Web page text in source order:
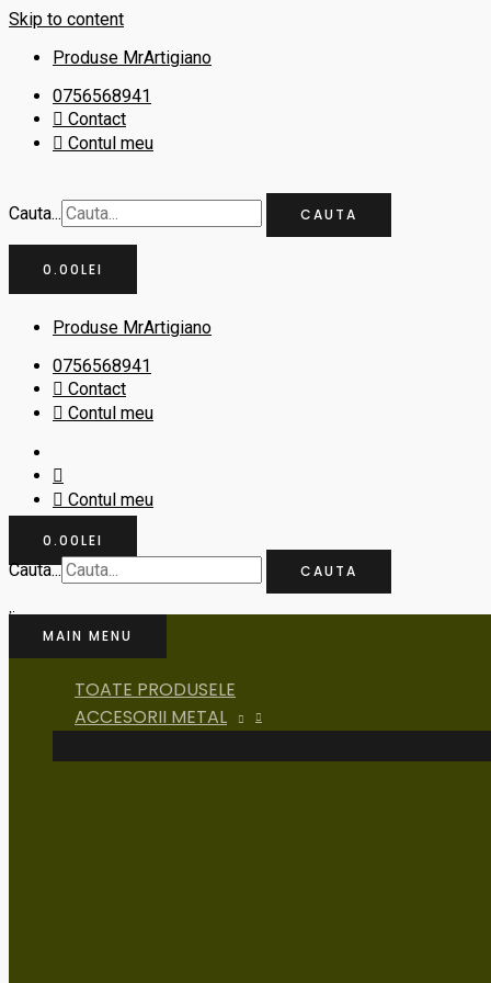
Skip to content
Produse MrArtigiano
0756568941
Contact
Contul meu
Cauta... CAUTA
0.00LEI
Produse MrArtigiano
0756568941
Contact
Contul meu
Contul meu
0.00LEI
Cauta... CAUTA
MAIN MENU
TOATE PRODUSELE
ACCESORII METAL